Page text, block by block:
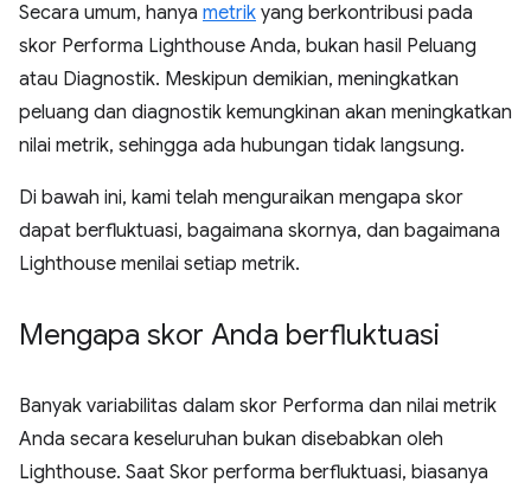
Secara umum, hanya metrik yang berkontribusi pada
skor Performa Lighthouse Anda, bukan hasil Peluang
atau Diagnostik. Meskipun demikian, meningkatkan
peluang dan diagnostik kemungkinan akan meningkatkan
nilai metrik, sehingga ada hubungan tidak langsung.
Di bawah ini, kami telah menguraikan mengapa skor
dapat berfluktuasi, bagaimana skornya, dan bagaimana
Lighthouse menilai setiap metrik.
Mengapa skor Anda berfluktuasi
Banyak variabilitas dalam skor Performa dan nilai metrik
Anda secara keseluruhan bukan disebabkan oleh
Lighthouse. Saat Skor performa berfluktuasi, biasanya